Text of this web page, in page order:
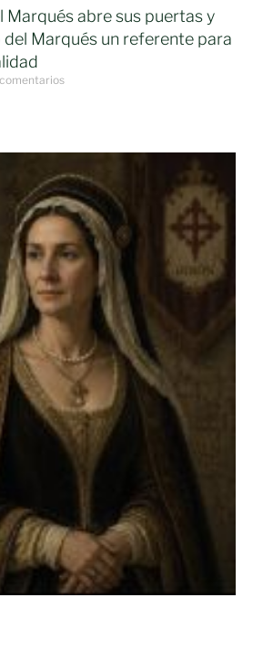
Marqués abre sus puertas y
del Marqués un referente para